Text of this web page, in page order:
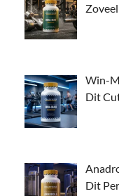
Win-
Dit
Dit